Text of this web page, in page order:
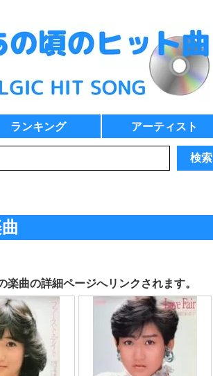
ランキング アーティスト
検索
曲の詳細ページへリンクされます。